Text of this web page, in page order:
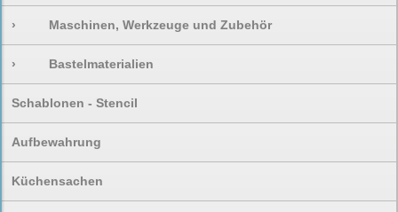
› Maschinen, Werkzeuge und Zubehör
› Bastelmaterialien
Schablonen - Stencil
Aufbewahrung
Küchensachen